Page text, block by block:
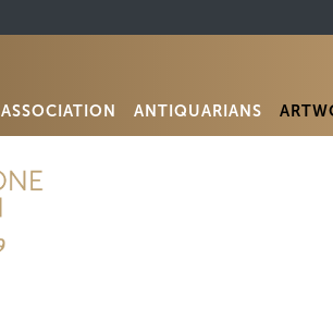
ASSOCIATION ANTIQUARIANS